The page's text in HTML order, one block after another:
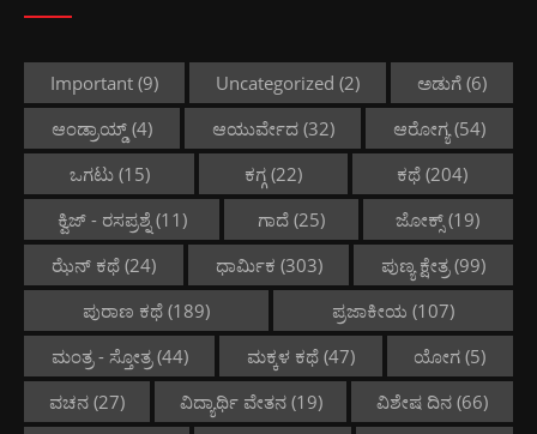
Important (9) Uncategorized (2) ಅಡುಗೆ (6)
ಆಂಡ್ರಾಯ್ಡ್(4) ಆಯುರ್ವೇದ(32) ಆರೋಗ್ಯ(54)
ಒಗಟು(15) ಕಗ್ಗ(22) ಕಥೆ (204)
ಕ್ವಿಜ್ - ರಸಪ್ರಶ್ನೆ(11) ಗಾದೆ(25) ಜೋಕ್ಸ್(19)
ಝೆನ್ ಕಥೆ(24) ಧಾರ್ಮಿಕ (303) ಪುಣ್ಯ ಕ್ಷೇತ್ರ(99)
ಪುರಾಣ ಕಥೆ (189) ಪ್ರಜಾಕೀಯ (107)
ಮಂತ್ರ - ಸ್ತೋತ್ರ(44) ಮಕ್ಕಳ ಕಥೆ(47) ಯೋಗ (5)
ವಚನ(27) ವಿದ್ಯಾರ್ಥಿ ವೇತನ(19) ವಿಶೇಷ ದಿನ (66)